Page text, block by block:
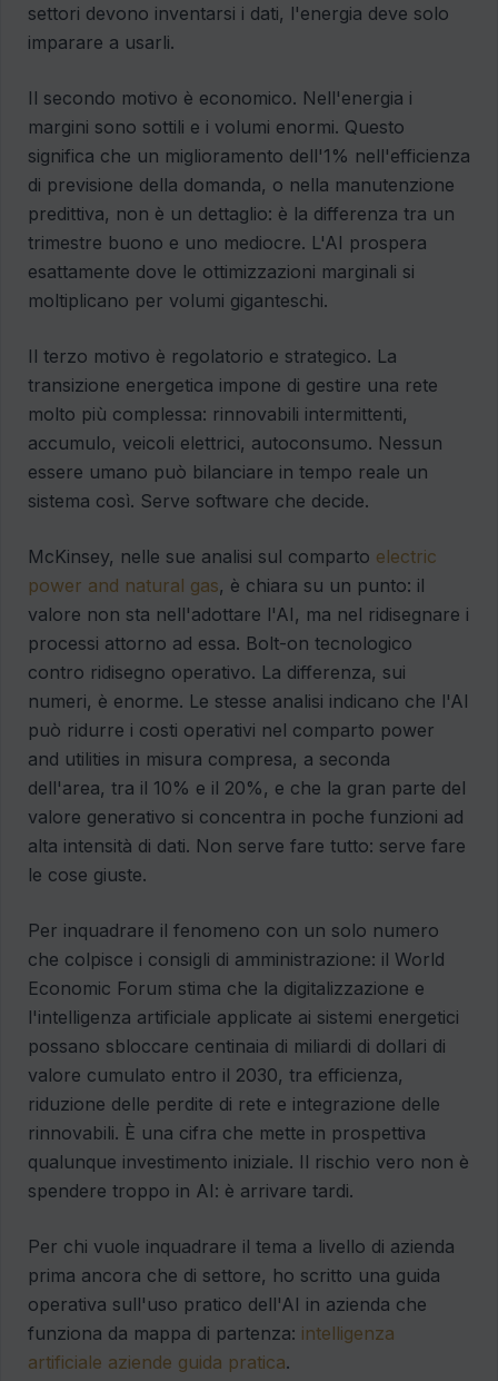
settori devono inventarsi i dati, l'energia deve solo
imparare a usarli.
Il secondo motivo è economico. Nell'energia i
margini sono sottili e i volumi enormi. Questo
significa che un miglioramento dell'1% nell'efficienza
di previsione della domanda, o nella manutenzione
predittiva, non è un dettaglio: è la differenza tra un
trimestre buono e uno mediocre. L'AI prospera
esattamente dove le ottimizzazioni marginali si
moltiplicano per volumi giganteschi.
Il terzo motivo è regolatorio e strategico. La
transizione energetica impone di gestire una rete
molto più complessa: rinnovabili intermittenti,
accumulo, veicoli elettrici, autoconsumo. Nessun
essere umano può bilanciare in tempo reale un
sistema così. Serve software che decide.
McKinsey, nelle sue analisi sul comparto electric
power and natural gas, è chiara su un punto: il
valore non sta nell'adottare l'AI, ma nel ridisegnare i
processi attorno ad essa. Bolt-on tecnologico
contro ridisegno operativo. La differenza, sui
numeri, è enorme. Le stesse analisi indicano che l'AI
può ridurre i costi operativi nel comparto power
and utilities in misura compresa, a seconda
dell'area, tra il 10% e il 20%, e che la gran parte del
valore generativo si concentra in poche funzioni ad
alta intensità di dati. Non serve fare tutto: serve fare
le cose giuste.
Per inquadrare il fenomeno con un solo numero
che colpisce i consigli di amministrazione: il World
Economic Forum stima che la digitalizzazione e
l'intelligenza artificiale applicate ai sistemi energetici
possano sbloccare centinaia di miliardi di dollari di
valore cumulato entro il 2030, tra efficienza,
riduzione delle perdite di rete e integrazione delle
rinnovabili. È una cifra che mette in prospettiva
qualunque investimento iniziale. Il rischio vero non è
spendere troppo in AI: è arrivare tardi.
Per chi vuole inquadrare il tema a livello di azienda
prima ancora che di settore, ho scritto una guida
operativa sull'uso pratico dell'AI in azienda che
funziona da mappa di partenza: intelligenza
artificiale aziende guida pratica.